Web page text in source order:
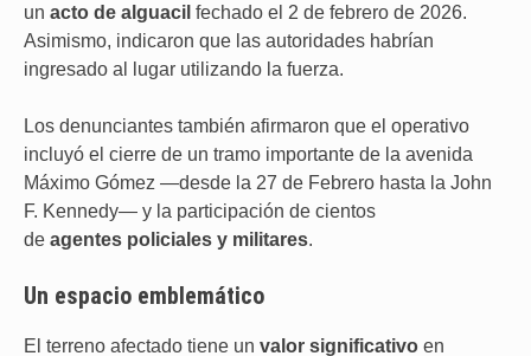
un acto de alguacil fechado el 2 de febrero de 2026.
Asimismo, indicaron que las autoridades habrían
ingresado al lugar utilizando la fuerza.
Los denunciantes también afirmaron que el operativo
incluyó el cierre de un tramo importante de la avenida
Máximo Gómez —desde la 27 de Febrero hasta la John
F. Kennedy— y la participación de cientos
de agentes policiales y militares.
Un espacio emblemático
El terreno afectado tiene un valor significativo en